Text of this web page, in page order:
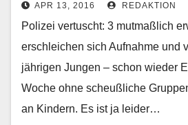
APR 13, 2016 REDAKTION
Polizei vertuscht: 3 mutmaßlich
erschleichen sich Aufnahme und
jährigen Jungen – schon wieder
Woche ohne scheußliche
an Kindern. Es ist ja leider…